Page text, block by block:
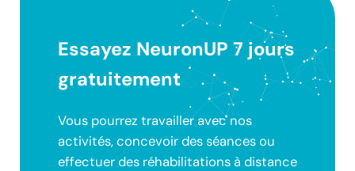
Essayez NeuronUP 7 jours
gratuitement
Vous pourrez travailler avec nos
activités, concevoir des séances ou
effectuer des réhabilitations à distance